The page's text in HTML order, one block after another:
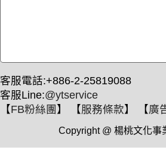
客服電話:+886-2-25819088
客服Line:@ytservice
【FB粉絲團 】 【服務條款】 【廣
Copyright @ 楊桃文化事